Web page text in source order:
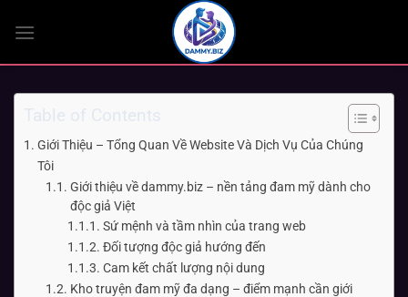
qua
Giới Thiệu – Tổng Quan Về Website Và Dịch Vụ Của Chúng
Tôi
Giới thiệu về dammy.biz – nền tảng đam mỹ dành cho
độc giả Việt
Sứ mệnh và tầm nhìn của trang web
Đối tượng độc giả hướng đến
Cam kết chất lượng nội dung
Kho truyện đam mỹ đa dạng – điểm mạnh cần giới